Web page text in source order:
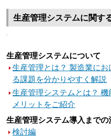
生産管理システムに関す
生産管理システムについて
生産管理とは？ 製造業に
る課題を分かりやすく解説
生産管理システムとは？
メリットをご紹介
生産管理システム導入までの
検討編